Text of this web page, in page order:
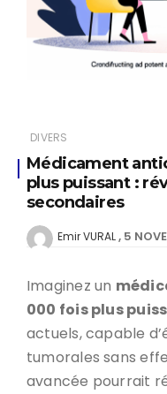
DIVERS
Médicament
plus puissant :
secondaires
Emir VURAL 5
Imaginez un
000 fois plus
actuels, capable
tumorales sans
avancée pourrait